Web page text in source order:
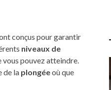
conçus pour garantir
niveaux de
vous pouvez atteindre.
de la plongéeoù que